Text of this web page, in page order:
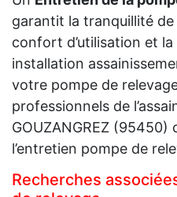
garantit la tranquillité
confort d’utilisation et
installation
votre pompe de
professionnels de
GOUZANGREZ
l’entretien pompe de
Recherches